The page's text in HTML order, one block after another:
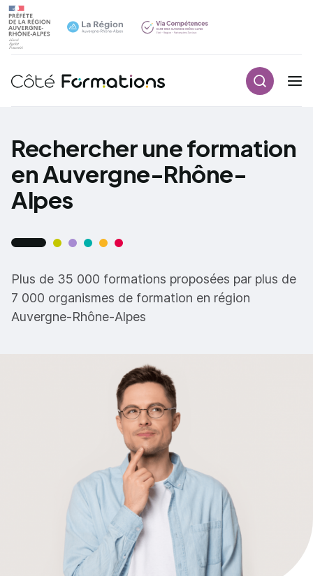
Navigation principale
Rechercher une formation
en Auvergne-Rhône-
Alpes
Plus de 35 000 formations proposées par plus de
7 000 organismes de formation en région
Auvergne-Rhône-Alpes